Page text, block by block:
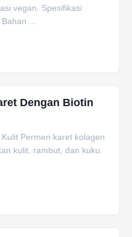
vegan. Spesifikasi
...
Dengan Biotin
Permen karet kolagen
kulit, rambut, dan kuku.